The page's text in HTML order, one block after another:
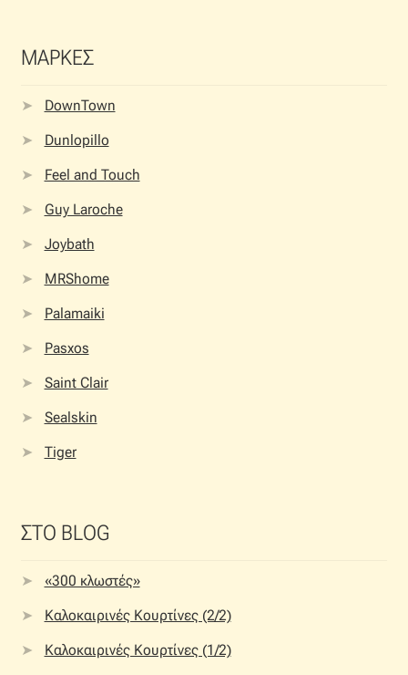
ΜΑΡΚΕΣ
DownTown
Dunlopillo
Feel and Touch
Guy Laroche
Joybath
MRShome
Palamaiki
Pasxos
Saint Clair
Sealskin
Tiger
ΣΤΟ BLOG
«300 κλωστές»
Καλοκαιρινές Κουρτίνες (2/2)
Καλοκαιρινές Κουρτίνες (1/2)